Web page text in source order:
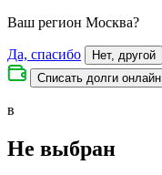
Ваш регион Москва?
Да, спасибо
Нет, другой
Списать долги онлайн
в
Не выбран